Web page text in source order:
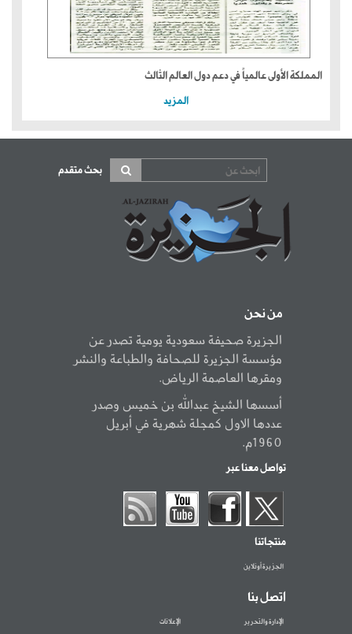
المملكة الأولى عالمياً في دعم دول العالم الثالث
المزيد
بحث متقدم
من نحن
الجزيرة صحيفة سعودية يومية تصدر عن
مؤسسة الجزيرة للصحافة والطباعة والنشر
ومقرها العاصمة الرياض.
أسسها الشيخ عبدالله بن خميس وصدر
عددها الاول كمجلة شهرية في أبريل
1960م.
تواصل معنا عبر
منتجاتنا
الجزيرة أونلاين
اتصل بنا
الإدارة والتحرير الإعلانات